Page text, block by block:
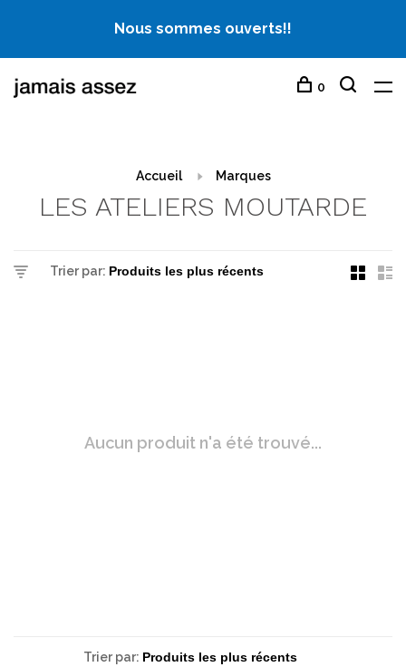
Nous sommes ouverts!!
0
Accueil Marques
LES ATELIERS MOUTARDE
Trier par:
Aucun produit n'a été trouvé...
Trier par: